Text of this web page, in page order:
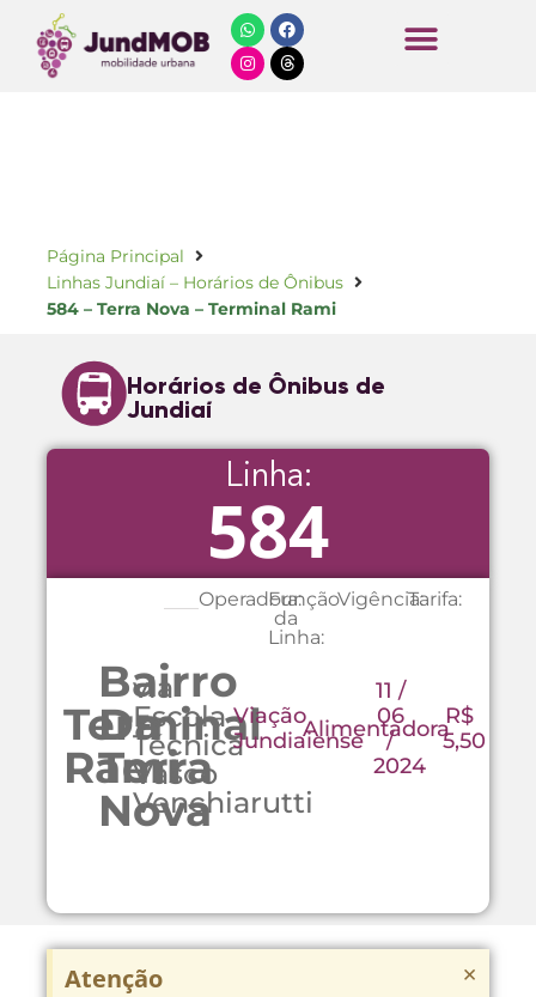
Página Principal
Linhas Jundiaí – Horários de Ônibus
584 – Terra Nova – Terminal Rami
Horários de Ônibus de
Jundiaí
Linha:
584
Terminal
Rami
Bairro
Da
Terra
Nova
via
Escola
Técnica
Vasco
Venchiarutti
Operadora:Função
da
Linha:
Vigência:Tarifa:
Viação
JundiaienseAlimentadora
11 /
06
/
2024
R$
5,50
Atenção ×